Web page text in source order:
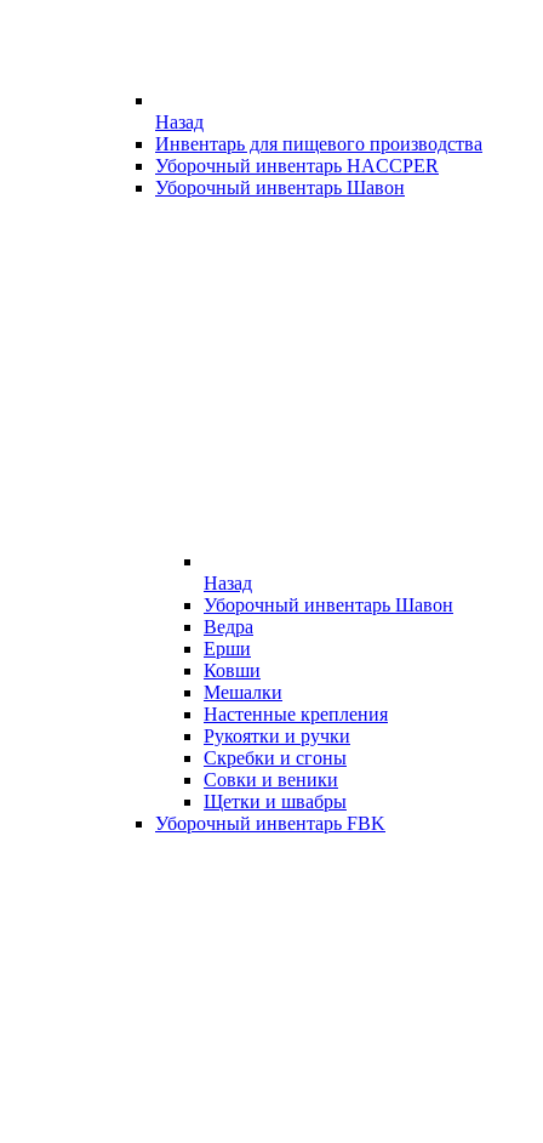
Назад
Инвентарь для пищевого производства
Уборочный инвентарь HACCPER
Уборочный инвентарь Шавон
Назад
Уборочный инвентарь Шавон
Ведра
Ерши
Ковши
Мешалки
Настенные крепления
Рукоятки и ручки
Скребки и сгоны
Совки и веники
Щетки и швабры
Уборочный инвентарь FBK